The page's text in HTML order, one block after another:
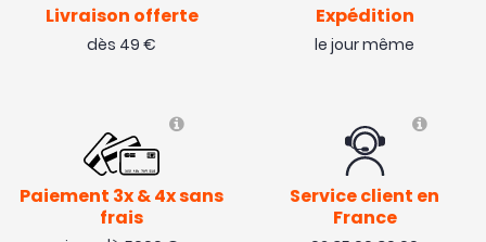
Livraison offerte
dès 49 €
Expédition
le jour même
Paiement 3x & 4x sans
frais
Service client en
France